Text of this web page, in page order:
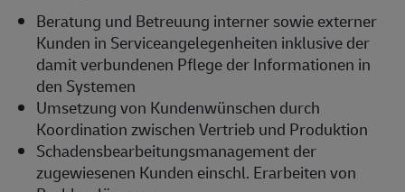
Beratung und Betreuung interner sowie externer
Kunden in Serviceangelegenheiten inklusive der
damit verbundenen Pflege der Informationen in
den Systemen
Umsetzung von Kundenwünschen durch
Koordination zwischen Vertrieb und Produktion
Schadensbearbeitungsmanagement der
zugewiesenen Kunden einschl. Erarbeiten von